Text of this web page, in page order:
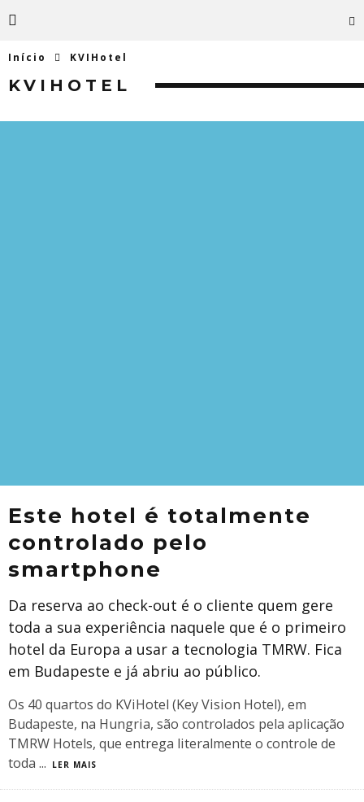
Início KVIHotel
KVIHOTEL
Este hotel é totalmente
controlado pelo
smartphone
Da reserva ao check-out é o cliente quem gere
toda a sua experiência naquele que é o primeiro
hotel da Europa a usar a tecnologia TMRW. Fica
em Budapeste e já abriu ao público.
Os 40 quartos do KViHotel (Key Vision Hotel), em
Budapeste, na Hungria, são controlados pela aplicação
TMRW Hotels, que entrega literalmente o controle de
toda ... LER MAIS